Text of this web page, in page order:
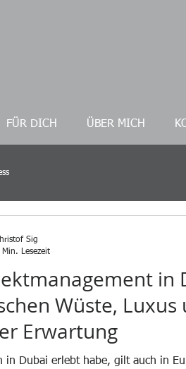
FÜR DICH ÜBER MICH
in
Wüste, Luxus
Erwartung
in Dubai erlebt habe, gilt auch in
Sig
Min. Lesezeit